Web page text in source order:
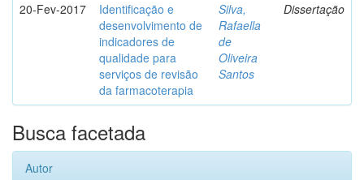
20-Fev-2017
Identificação e
desenvolvimento de
indicadores de
qualidade para
serviços de revisão
da farmacoterapia
Silva,
Rafaella
de
Oliveira
Santos
Dissertação
Busca facetada
Autor